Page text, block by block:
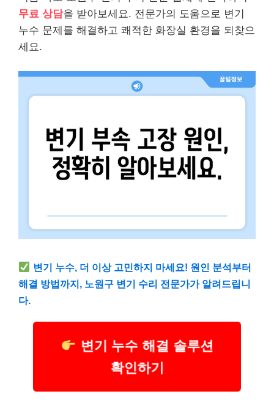
무료 상담을 받아보세요. 전문가의 도움으로 변기
누수 문제를 해결하고 쾌적한 화장실 환경을 되찾으
세요.
변기 누수, 더 이상 고민하지 마세요! 원인 분석부터
해결 방법까지, 노원구 변기 수리 전문가가 알려드립니
다.
변기 누수 해결 솔루션
확인하기